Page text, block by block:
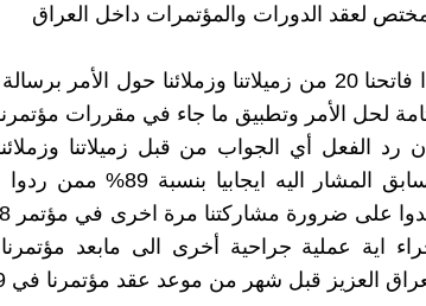
لعقد الدورات والمؤتمرات داخل العراق
لذا فاتحنا 20 من زميلاتنا وزملائنا حول
لحل الأمر وتطبيق ما جاء في مقررات مؤتمرنا
رد الفعل أي الجواب من قبل زميلاتنا
اية عملية جراحية أخرى الى مابعد
العزيز قبل شهر من موعد عقد مؤتمرنا في 9 - 10 اب 2018